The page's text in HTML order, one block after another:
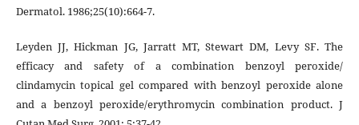
Dermatol. 1986;25(10):664-7.
Leyden JJ, Hickman JG, Jarratt MT, Stewart DM, Levy SF. The
efficacy and safety of a combination benzoyl peroxide/
clindamycin topical gel compared with benzoyl peroxide alone
and a benzoyl peroxide/erythromycin combination product. J